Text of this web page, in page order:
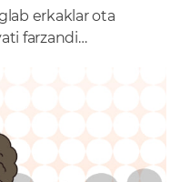
erkaklar ota
farzandi